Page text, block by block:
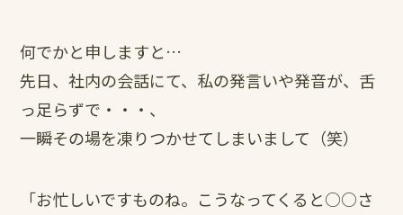
何でかと申しますと…
先日、社内の会話にて、私の発言いや発音が、舌
っ足らずで・・・、
一瞬その場を凍りつかせてしまいまして（笑）
「お忙しいですものね。こうなってくると○○さ